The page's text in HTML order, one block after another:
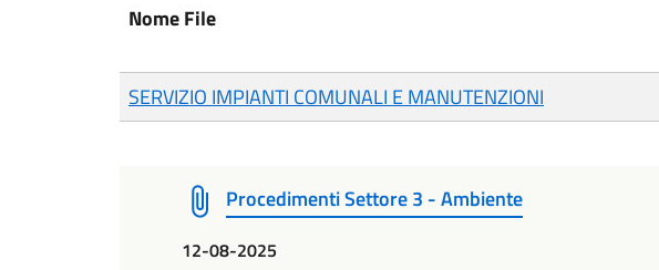
Nome File
SERVIZIO IMPIANTI COMUNALI E MANUTENZIONI
Procedimenti Settore 3 - Ambiente
12-08-2025